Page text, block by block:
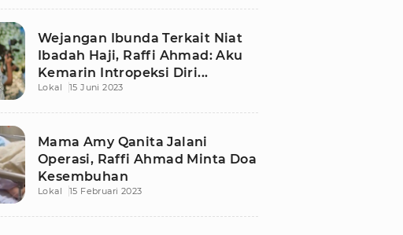
Wejangan Ibunda Terkait Niat
Ibadah Haji, Raffi Ahmad: Aku
Kemarin Intropeksi Diri...
Lokal 15 Juni 2023
Mama Amy Qanita Jalani
Operasi, Raffi Ahmad Minta Doa
Kesembuhan
Lokal 15 Februari 2023